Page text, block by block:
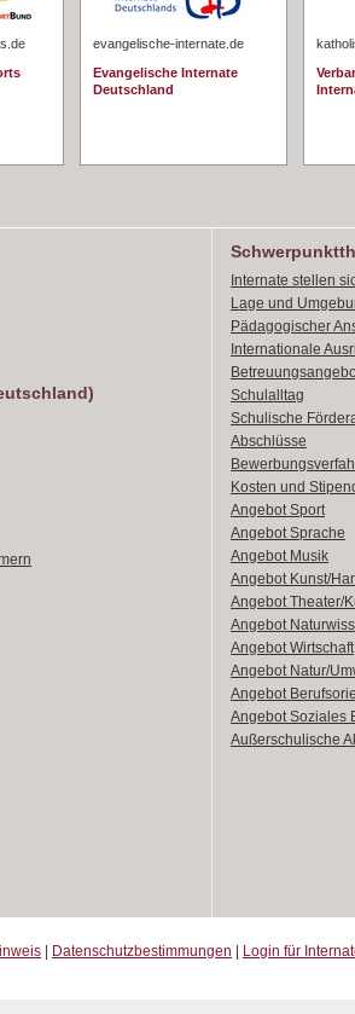
evangelische-internate.de
Evangelische Internate
Deutschland
Internate stellen
Lage und
Pädagogischer
Internationale
Schulalltag
Schulische
Abschlüsse
Kosten und
Angebot Sport
Angebot Sprache
Angebot Musik
Angebot Kunst/
Angebot Theater/
Angebot
Angebot Wirtschaft
Angebot Natur/
Angebot
Angebot Soziales
Außerschulische
Datenschutzbestimmungen Login für